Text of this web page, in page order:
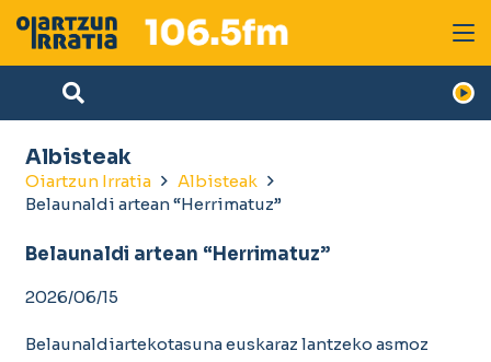
Albisteak
Oiartzun Irratia
Albisteak
Belaunaldi artean “Herrimatuz”
Belaunaldi artean “Herrimatuz”
2026/06/15
Belaunaldiartekotasuna euskaraz lantzeko asmoz